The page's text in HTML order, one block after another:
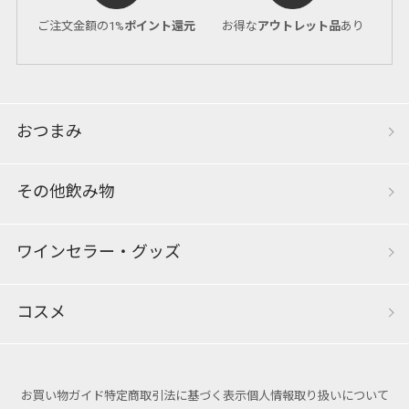
ご注文金額の1%ポイント還元 お得なアウトレット品あり
おつまみ
その他飲み物
ワインセラー・グッズ
コスメ
お買い物ガイド特定商取引法に基づく表示個人情報取り扱いについて